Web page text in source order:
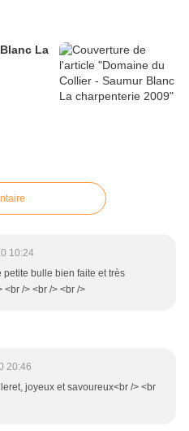
La
10:24
petite bulle bien faite et très
<br /> <br /> <br />
20:46
joyeux et savoureux<br /> <br